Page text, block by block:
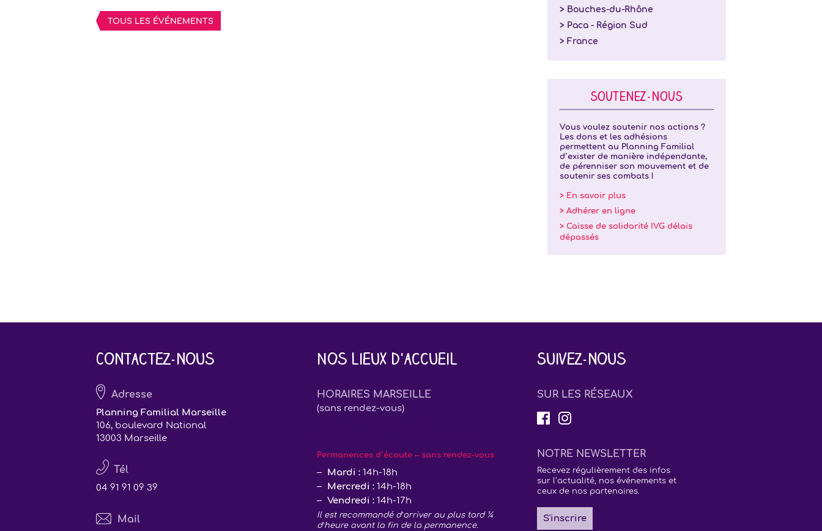
TOUS LES ÉVÉNEMENTS
> Bouches-du-Rhône
> Paca - Région Sud
> France
SOUTENEZ-NOUS
Vous voulez soutenir nos actions ?
Les dons et les adhésions
permettent au Planning Familial
d’exister de manière indépendante,
de pérenniser son mouvement et de
soutenir ses combats !
> En savoir plus
> Adhérer en ligne
> Caisse de solidarité IVG délais
dépassés
Contactez-nous
Adresse
Planning Familial Marseille
106, boulevard National
13003 Marseille
Tél
04 91 91 09 39
Mail
Nos lieux d'accueil
HORAIRES MARSEILLE
(sans rendez-vous)
Permanences d’écoute – sans rendez-vous
Mardi :14h-18h
Mercredi :14h-18h
Vendredi :14h-17h
Il est recommandé d’arriver au plus tard ¼
d’heure avant la fin de la permanence.
Suivez-nous
SUR LES RÉSEAUX
NOTRE NEWSLETTER
Recevez régulièrement des infos
sur l’actualité, nos événements et
ceux de nos partenaires.
S'inscrire